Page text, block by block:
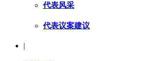
代表风采
代表议案建议
|